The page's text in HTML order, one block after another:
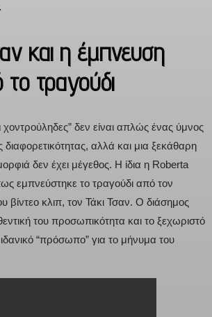
και η έμπνευση
τραγούδι
χοντρούληδες” δεν είναι απλώς ένας ύμνος
αλλά και μια ξεκάθαρη
δεν έχει μέγεθος. Η ίδια η Roberta
εμπνεύστηκε το τραγούδι από τον
βίντεο κλιπ, τον Τάκι Τσαν. Ο διάσημος
του προσωπικότητα και το ξεχωριστό
ιδανικό “πρόσωπο” για το μήνυμα του